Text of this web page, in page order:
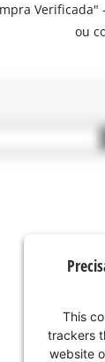
ou
This
trackers
website